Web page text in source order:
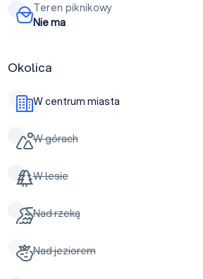
Teren piknikowy
Nie ma
Okolica
W centrum miasta
W górach
W lesie
Nad rzeką
Nad jeziorem